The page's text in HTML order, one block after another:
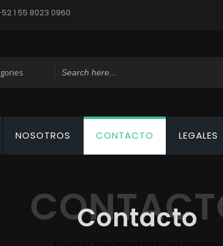
1 55 8023 0960
NOSOTROS CONTACTO LEGALES
Contacto